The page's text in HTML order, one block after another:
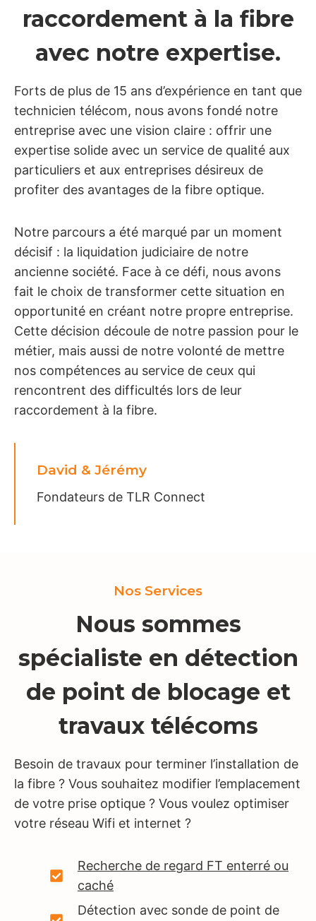
raccordement à la fibre
avec notre expertise.
Forts de plus de 15 ans d’expérience en tant que
technicien télécom, nous avons fondé notre
entreprise avec une vision claire : offrir une
expertise solide avec un service de qualité aux
particuliers et aux entreprises désireux de
profiter des avantages de la fibre optique.
Notre parcours a été marqué par un moment
décisif : la liquidation judiciaire de notre
ancienne société. Face à ce défi, nous avons
fait le choix de transformer cette situation en
opportunité en créant notre propre entreprise.
Cette décision découle de notre passion pour le
métier, mais aussi de notre volonté de mettre
nos compétences au service de ceux qui
rencontrent des difficultés lors de leur
raccordement à la fibre.
David & Jérémy
Fondateurs de TLR Connect
Nos Services
Nous sommes
spécialiste en détection
de point de blocage et
travaux télécoms
Besoin de travaux pour terminer l’installation de
la fibre ? Vous souhaitez modifier l’emplacement
de votre prise optique ? Vous voulez optimiser
votre réseau Wifi et internet ?
Recherche de regard FT enterré ou
caché
Détection avec sonde de point de